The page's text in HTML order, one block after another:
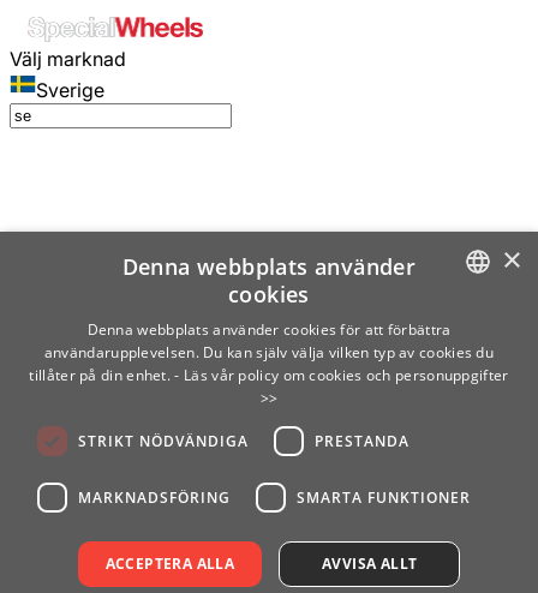
Välj marknad
Sverige
SWEDISH
×
Denna webbplats använder
cookies
Denna webbplats använder cookies för att förbättra
användarupplevelsen. Du kan själv välja vilken typ av cookies du
tillåter på din enhet. - Läs vår policy om cookies och personuppgifter
>>
STRIKT NÖDVÄNDIGA PRESTANDA
MARKNADSFÖRING SMARTA FUNKTIONER
ACCEPTERA ALLA AVVISA ALLT